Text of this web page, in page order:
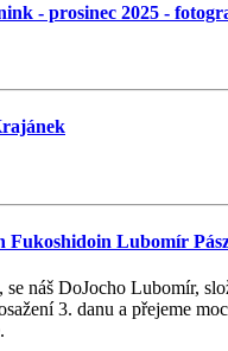
- prosinec 2025 -
Fukoshidoin Lubomír
se náš DoJocho Lubomír,
3. danu a přejeme